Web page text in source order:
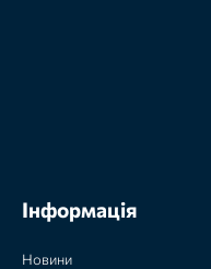
Інформація
Новини